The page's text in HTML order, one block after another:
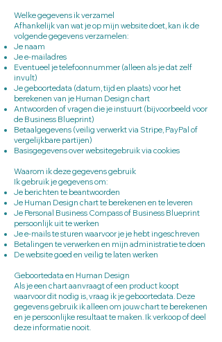
Welke gegevens ik verzamel
Afhankelijk van wat je op mijn website doet, kan ik de
volgende gegevens verzamelen:
Je naam
Je e-mailadres
Eventueel je telefoonnummer (alleen als je dat zelf
invult)
Je geboortedata (datum, tijd en plaats) voor het
berekenen van je Human Design chart
Antwoorden of vragen die je instuurt (bijvoorbeeld voor
de Business Blueprint)
Betaalgegevens (veilig verwerkt via Stripe, PayPal of
vergelijkbare partijen)
Basisgegevens over websitegebruik via cookies
Waarom ik deze gegevens gebruik
Ik gebruik je gegevens om:
Je berichten te beantwoorden
Je Human Design chart te berekenen en te leveren
Je Personal Business Compass of Business Blueprint
persoonlijk uit te werken
Je e-mails te sturen waarvoor je je hebt ingeschreven
Betalingen te verwerken en mijn administratie te doen
De website goed en veilig te laten werken
Geboortedata en Human Design
Als je een chart aanvraagt of een product koopt
waarvoor dit nodig is, vraag ik je geboortedata. Deze
gegevens gebruik ik alleen om jouw chart te berekenen
en je persoonlijke resultaat te maken. Ik verkoop of deel
deze informatie nooit.